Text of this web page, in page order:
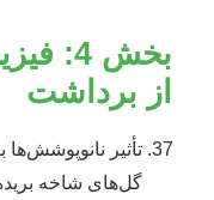
بخش
از برداشت
تأثیر
گل‌های شاخه